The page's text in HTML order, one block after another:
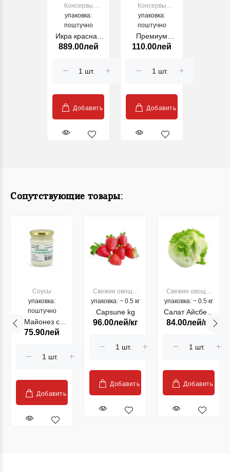
Консервы
рыбные и
морепродукты
упаковка:
поштучно
Икра красная
СпецПосол,
889.00лей
Добавить
Консервы
рыбные и
морепродукты
упаковка:
поштучно
Премиум
тунец в
масле ALBO 3
110.00лей
Добавить
Сопутствующие товары:
Соусы
упаковка:
поштучно
Майонез с
перепелиными
75.90лей
Добавить
Свежие овощи,
фрукты
упаковка: ~ 0.5 кг
Capsune kg
96.00лей/кг
Добавить
Свежие овощи,
фрукты
упаковка: ~ 0.5 кг
Салат Айсберг
(кг)
84.00лей/кг
Добавить